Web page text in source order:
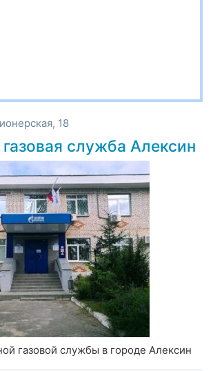
18
служба Алексин
газовой службы в городе Алексин